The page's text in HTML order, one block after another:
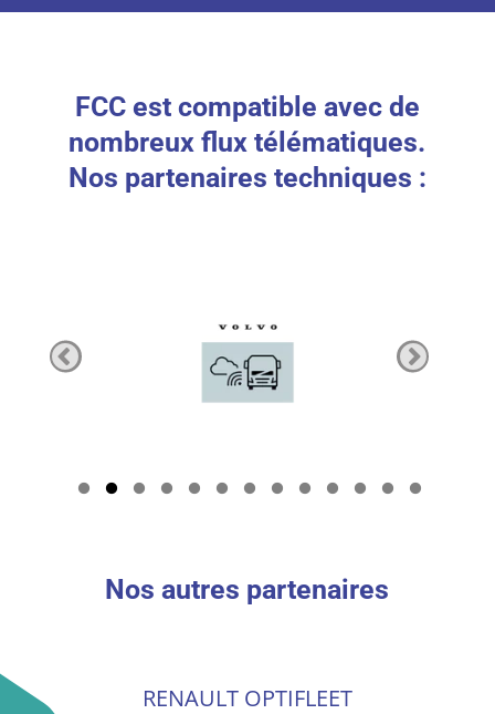
FCC est compatible avec de
nombreux flux télématiques.
Nos partenaires techniques :
Nos autres partenaires
RENAULT OPTIFLEET